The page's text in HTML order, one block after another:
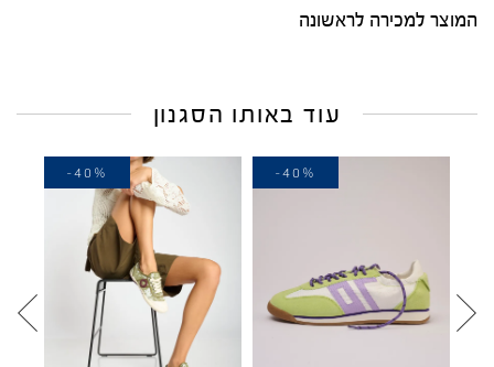
המוצר למכירה לראשונה
עוד באותו הסגנון
-40%
-40%